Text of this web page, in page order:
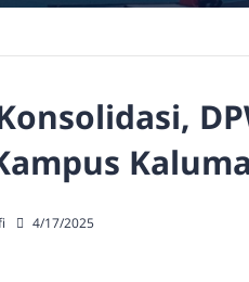
4/17/2025